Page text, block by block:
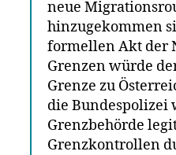
neue
hinzugekommen
formellen Akt der
Grenzen würde
Grenze zu
die Bundespolizei
Grenzbehörde
Grenzkontrollen